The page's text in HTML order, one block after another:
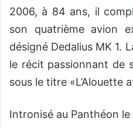
2006, à 84 ans, il
son quatrième avion
désigné Dedalius MK 1.
le récit passionnant de
sous le titre «L’Alouette
Intronisé au Panthéon